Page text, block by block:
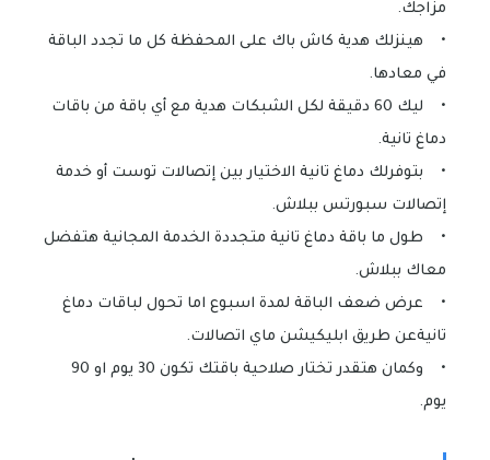
مزاجك.
• هينزلك هدية كاش باك على المحفظة كل ما تجدد الباقة
في معادها.
• ليك 60 دقيقة لكل الشبكات هدية مع أي باقة من باقات
دماغ تانية.
• بتوفرلك دماغ تانية الاختيار بين إتصالات توست أو خدمة
إتصالات سبورتس ببلاش.
• طول ما باقة دماغ تانية متجددة الخدمة المجانية هتفضل
معاك ببلاش.
• عرض ضعف الباقة لمدة اسبوع اما تحول لباقات دماغ
تانيةعن طريق ابليكيشن ماي اتصالات.
• وكمان هتقدر تختار صلاحية باقتك تكون 30 يوم او 90
يوم.